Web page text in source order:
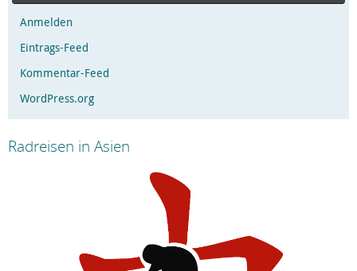
Anmelden
Eintrags-Feed
Kommentar-Feed
WordPress.org
Radreisen in Asien